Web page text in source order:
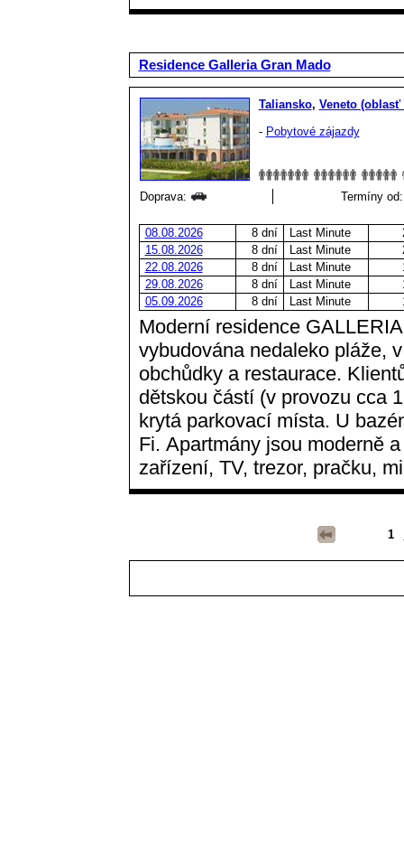
Residence Galleria Gran Mado
Taliansko, Veneto (oblasť
- Pobytové zájazdy
Doprava: Termíny
08.08.2026 8 dní Last Minute
15.08.2026
8 dní Last Minute
22.08.2026
8 dní Last Minute
29.08.2026
8 dní Last Minute
05.09.2026
8 dní Last Minute
Moderní residence
vybudována nedaleko pláže,
obchůdky a restaurace.
dětskou částí (v provozu cca
krytá parkovací místa. U
Fi. Apartmány jsou moderně
zařízení, TV, trezor, pračku,
1